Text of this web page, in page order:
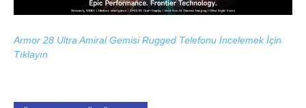
Armor 28 Ultra Amiral Gemisi Rugged Telefonu İncelemek İçin
Tıklayın